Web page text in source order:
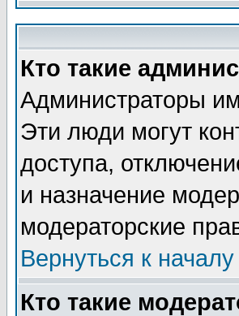
Кто такие
Администраторы
Эти люди могут
доступа,
и назначение
модераторские
Вернуться к началу
Кто такие